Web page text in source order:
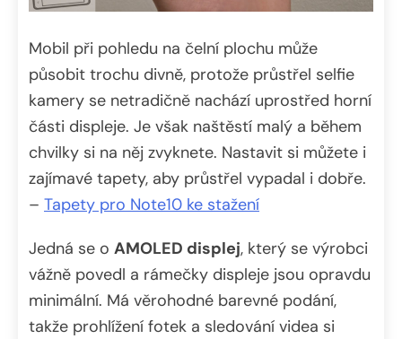
Mobil při pohledu na čelní plochu může
působit trochu divně, protože průstřel selfie
kamery se netradičně nachází uprostřed horní
části displeje. Je však naštěstí malý a během
chvilky si na něj zvyknete. Nastavit si můžete i
zajímavé tapety, aby průstřel vypadal i dobře.
– Tapety pro Note10 ke stažení
Jedná se o AMOLED displej, který se výrobci
vážně povedl a rámečky displeje jsou opravdu
minimální. Má věrohodné barevné podání,
takže prohlížení fotek a sledování videa si